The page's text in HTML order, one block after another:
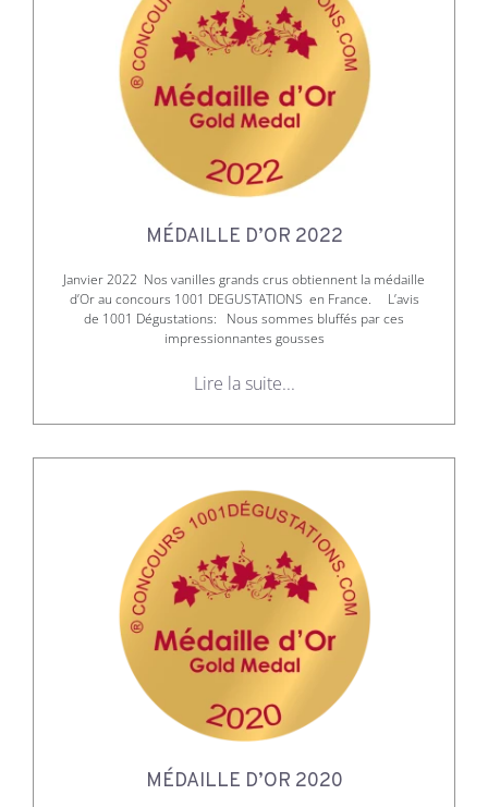
MÉDAILLE D’OR 2022
Janvier 2022 Nos vanilles grands crus obtiennent la médaille
d’Or au concours 1001 DEGUSTATIONS en France. L’avis
de 1001 Dégustations: Nous sommes bluffés par ces
impressionnantes gousses
Lire la suite...
MÉDAILLE D’OR 2020